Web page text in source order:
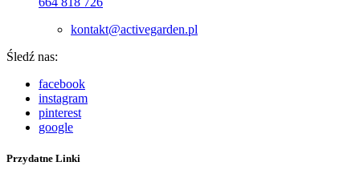
kontakt@activegarden.pl
Śledź nas:
facebook
instagram
pinterest
google
Przydatne Linki